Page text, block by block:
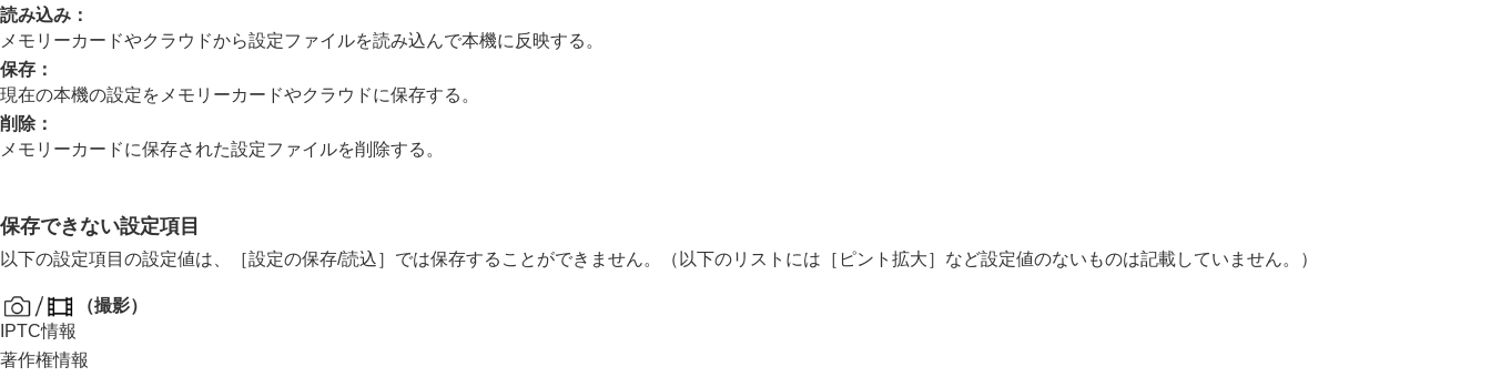
電子音
赤外線リモコン
アンチダスト機能
バージョン
シリアル番号表示
読み込み ：
メモリーカードやクラウドから設定ファイルを読み込んで本機に反映する。
保存 ：
現在の本機の設定をメモリーカードやクラウドに保存する。
削除：
メモリーカードに保存された設定ファイルを削除する。
保存できない設定項目
以下の設定項目の設定値は、 ［設定の保存/読込］ では保存することができません。（以下のリストには ［ピント拡大］ など設定値のないものは記載していません。）
（撮影）
IPTC情報
著作権情報